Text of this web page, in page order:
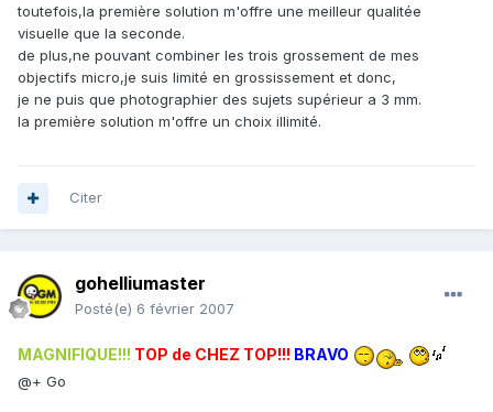
toutefois,la première solution m'offre une meilleur qualitée
visuelle que la seconde.
de plus,ne pouvant combiner les trois grossement de mes
objectifs micro,je suis limité en grossissement et donc,
je ne puis que photographier des sujets supérieur a 3 mm.
la première solution m'offre un choix illimité.
Citer
gohelliumaster
Posté(e) 6 février 2007
MAGNIFIQUE!!! TOP de CHEZ TOP!!! BRAVO
@+ Go